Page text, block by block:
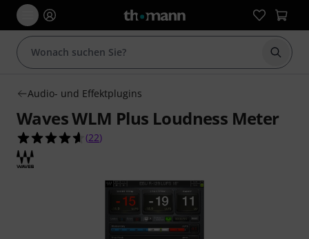
Suche
Audio- und Effektplugins
Waves WLM Plus Loudness Meter
4.6 von 5 Sternen aus 22 Kundenbewertungen
(22)